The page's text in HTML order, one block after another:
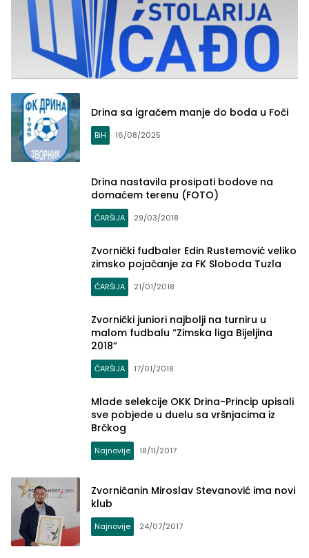
Drina sa igračem manje do boda u Foči
BiH 16/08/2025
Drina nastavila prosipati bodove na
domaćem terenu (FOTO)
ČARŠIJA 29/03/2018
Zvornički fudbaler Edin Rustemović veliko
zimsko pojačanje za FK Sloboda Tuzla
ČARŠIJA 21/01/2018
Zvornički juniori najbolji na turniru u
malom fudbalu “Zimska liga Bijeljina
2018”
ČARŠIJA 17/01/2018
Mlade selekcije OKK Drina-Princip upisali
sve pobjede u duelu sa vršnjacima iz
Brčkog
Najnovije 18/11/2017
Zvorničanin Miroslav Stevanović ima novi
klub
Najnovije 24/07/2017